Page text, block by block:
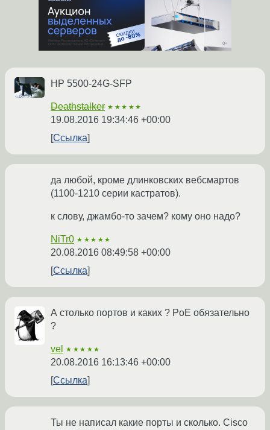
HP 5500-24G-SFP
Deathstalker ★★★★★
19.08.2016 19:34:46 +00:00
Ссылка
да любой, кроме длинковских вебсмартов
(1100-1210 серии кастратов).
к слову, джамбо-то зачем? кому оно надо?
NiTr0 ★★★★★
20.08.2016 08:49:58 +00:00
Ссылка
А столько портов и каких ? PoE обязательно
?
vel ★★★★★
20.08.2016 16:13:46 +00:00
Ссылка
Ты не написал какие порты и сколько. Cisco